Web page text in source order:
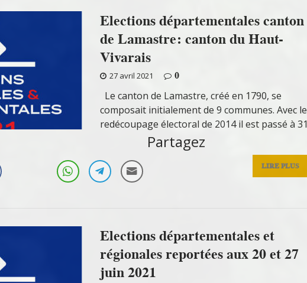
Elections départementales canton
de Lamastre: canton du Haut-
Vivarais
27 avril 2021
0
Le canton de Lamastre, créé en 1790, se
composait initialement de 9 communes. Avec le
redécoupage électoral de 2014 il est passé à 31
LIRE PLUS
Partagez
Elections départementales et
régionales reportées aux 20 et 27
juin 2021